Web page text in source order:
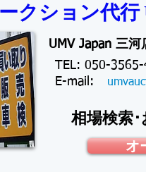
クション代行
UMV Japan 三
TEL: 050-
​E-mail:
相場検索
オ